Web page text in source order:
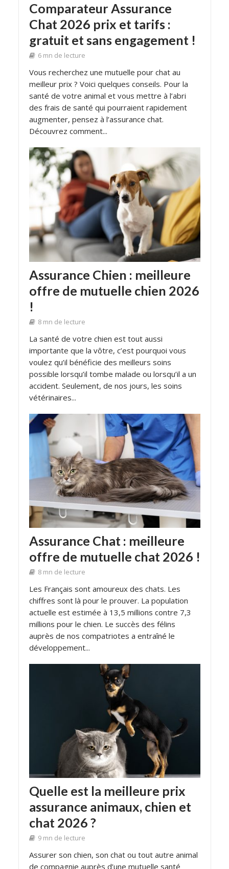
Comparateur Assurance
Chat 2026 prix et tarifs :
gratuit et sans engagement !
6 mn de lecture
Vous recherchez une mutuelle pour chat au
meilleur prix ? Voici quelques conseils. Pour la
santé de votre animal et vous mettre à l’abri
des frais de santé qui pourraient rapidement
augmenter, pensez à l’assurance chat.
Découvrez comment...
Assurance Chien : meilleure
offre de mutuelle chien 2026
!
8 mn de lecture
La santé de votre chien est tout aussi
importante que la vôtre, c’est pourquoi vous
voulez qu’il bénéficie des meilleurs soins
possible lorsqu’il tombe malade ou lorsqu’il a un
accident. Seulement, de nos jours, les soins
vétérinaires...
Assurance Chat : meilleure
offre de mutuelle chat 2026 !
8 mn de lecture
Les Français sont amoureux des chats. Les
chiffres sont là pour le prouver. La population
actuelle est estimée à 13,5 millions contre 7,3
millions pour le chien. Le succès des félins
auprès de nos compatriotes a entraîné le
développement...
Quelle est la meilleure prix
assurance animaux, chien et
chat 2026 ?
9 mn de lecture
Assurer son chien, son chat ou tout autre animal
de compagnie auprès d’une mutuelle santé